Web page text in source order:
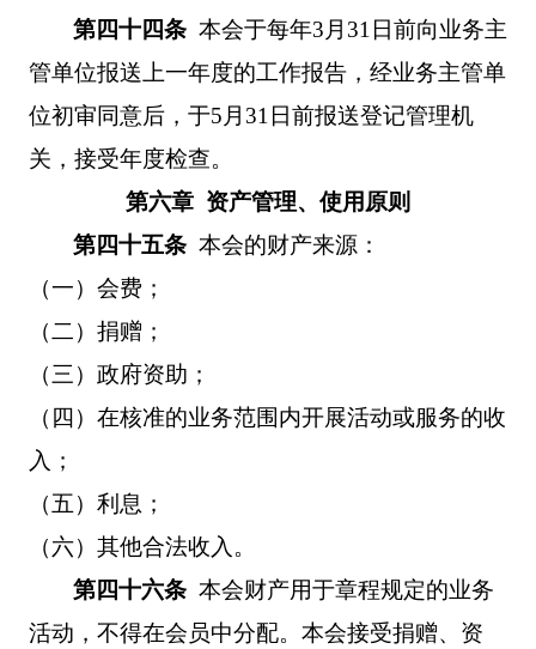
第四十四条 本会于每年3 月 31 日前向业务主
管单位报送上一年度的工作报告，经业务主管单
位初审同意后，于5 月 31 日前报送登记管理机
关，接受年度检查。
第六章 资产管理、使用原则
第四十五条 本会的财产来源：
（一）会费；
（二）捐赠；
（三）政府资助；
（四）在核准的业务范围内开展活动或服务的收
入；
（五）利息；
（六）其他合法收入。
第四十六条 本会财产用于章程规定的业务
活动，不得在会员中分配。本会接受捐赠、资